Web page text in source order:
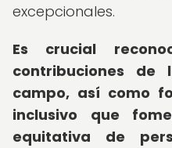
excepcionales.
Es crucial
contribuciones de
campo, así como
inclusivo que
equitativa de